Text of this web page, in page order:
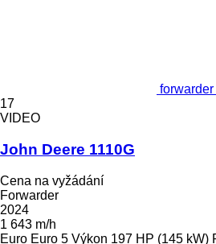
17
VIDEO
John Deere 1110G
Cena na vyžádání
Forwarder
2024
1 643 m/h
Euro Euro 5 Výkon 197 HP (145 kW)